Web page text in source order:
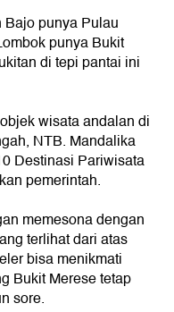
punya Pulau
punya Bukit
di tepi pantai ini
wisata andalan di
NTB. Mandalika
Destinasi Pariwisata
pemerintah.
memesona dengan
terlihat dari atas
bisa menikmati
Bukit Merese tetap
sore.